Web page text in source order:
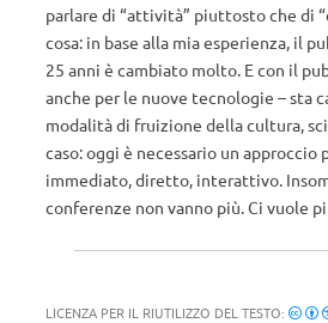
parlare di “attività” piuttosto che di
cosa: in base alla mia esperienza, il
25 anni è cambiato molto. E con il
anche per le nuove tecnologie – sta
modalità di fruizione della cultura,
caso: oggi è necessario un approccio
immediato, diretto, interattivo.
conferenze non vanno più. Ci vuole
LICENZA PER IL RIUTILIZZO DEL TESTO: